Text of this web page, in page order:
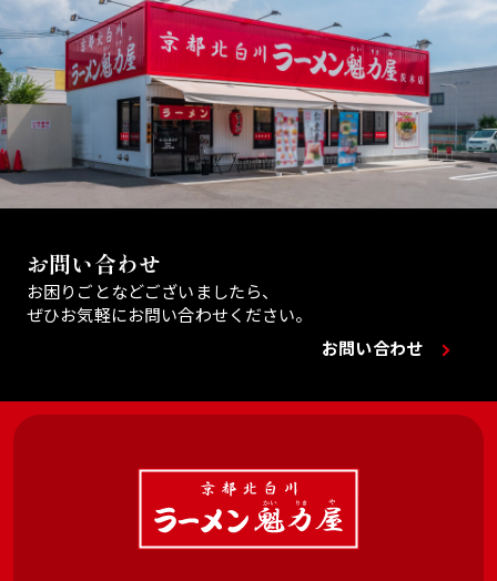
お問い合わせ
お困りごとなどございましたら、
ぜひお気軽にお問い合わせください。
お問い合わせ